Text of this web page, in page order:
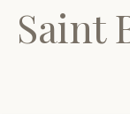
Saint